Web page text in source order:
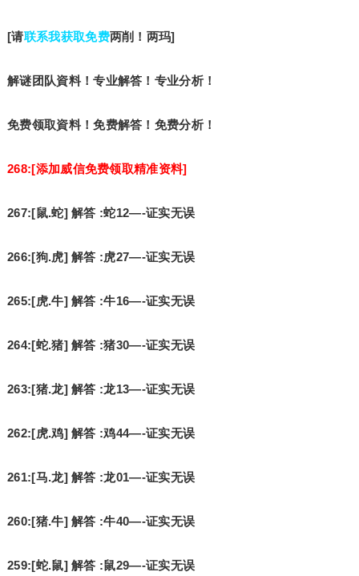
[请联系我获取免费两削！两玛]
解谜团队資料！专业解答！专业分析！
免费领取資料！免费解答！免费分析！
268:[添加威信免费领取精准资料]
267:[鼠.蛇] 解答 :蛇12—-证实无误
266:[狗.虎] 解答 :虎27—-证实无误
265:[虎.牛] 解答 :牛16—-证实无误
264:[蛇.猪] 解答 :猪30—-证实无误
263:[猪.龙] 解答 :龙13—-证实无误
262:[虎.鸡] 解答 :鸡44—-证实无误
261:[马.龙] 解答 :龙01—-证实无误
260:[猪.牛] 解答 :牛40—-证实无误
259:[蛇.鼠] 解答 :鼠29—-证实无误